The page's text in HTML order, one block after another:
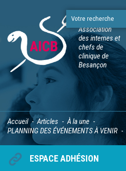
Association
des internes et
chefs de
clinique de
Besançon
Accueil Articles
À la une
PLANNING DES ÉVÉNEMENTS À VENIR
ESPACE ADHÉSION